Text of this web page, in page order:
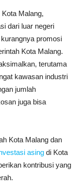
Malang,
dari luar negeri
promosi
Kota Malang.
terutama
kawasan industri
jumlah
juga bisa
Kota Malang dan
asing di Kota
kontribusi yang